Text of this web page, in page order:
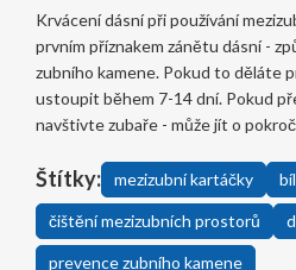
Krvácení dásní při používání
prvním příznakem zánětu dásní -
zubního kamene. Pokud to děláte
ustoupit během 7-14 dní. Pokud
navštivte zubaře - může jít o
Štítky: mezizubní kartáčky
čištění mezizubních prostorů
prevence zubního kamene